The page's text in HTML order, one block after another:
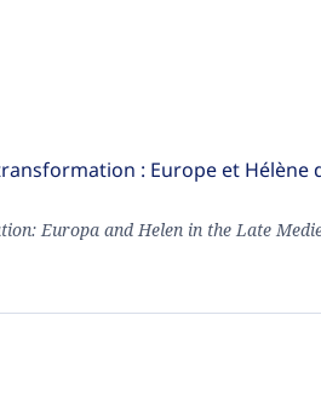
: Europe et Hélène
Europa and Helen in the Late